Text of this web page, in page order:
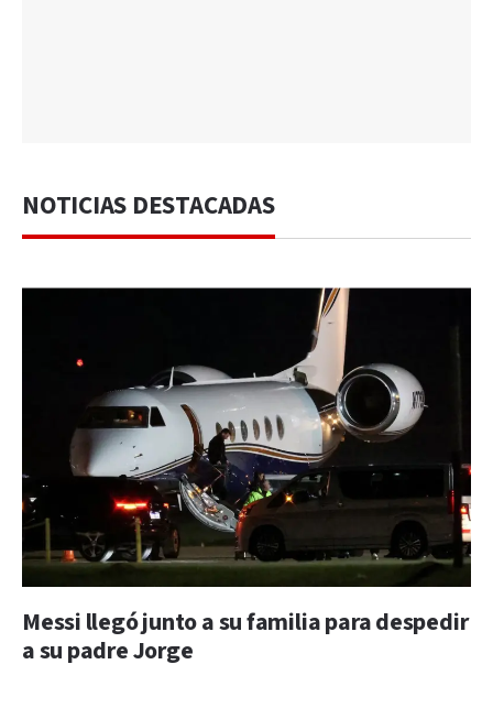
NOTICIAS DESTACADAS
Messi llegó junto a su familia para despedir
a su padre Jorge